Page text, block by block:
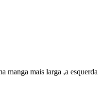
manga mais larga ,a esquerda